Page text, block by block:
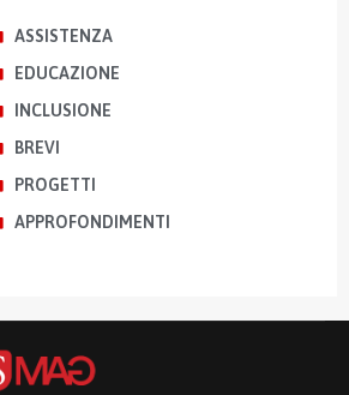
ASSISTENZA
EDUCAZIONE
INCLUSIONE
BREVI
PROGETTI
APPROFONDIMENTI